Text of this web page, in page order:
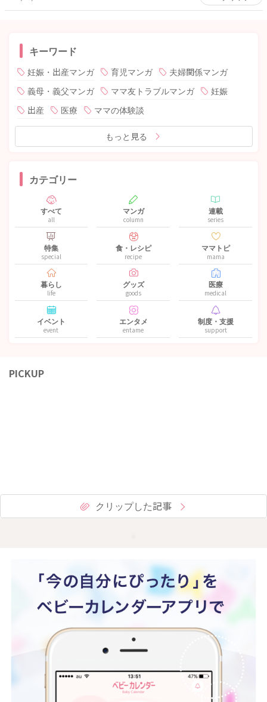
キーワード
妊娠・出産マンガ 育児マンガ
夫婦関係マンガ
義母・義父マンガ
ママ友トラブルマンガ
妊娠
出産
医療 ママの体験談
もっと見る
カテゴリー
すべて
all
マンガ
column
連載
series
特集
special
食・レシピ
recipe
ママトピ
mama
暮らし
life
グッズ
goods
医療
medical
イベント
event
エンタメ
entame
制度・支援
support
PICKUP
クリップした記事